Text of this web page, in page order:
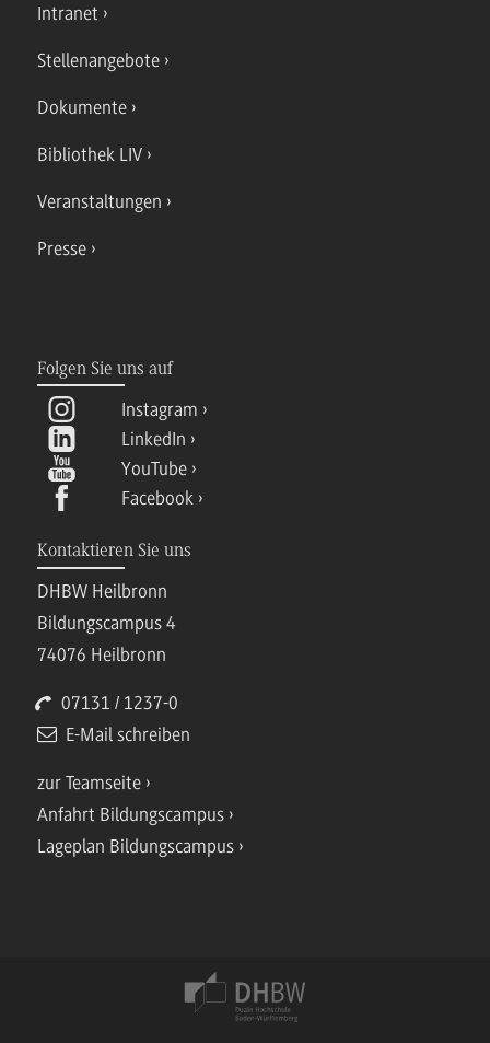
Intranet
Stellenangebote
Dokumente
Bibliothek LIV
Veranstaltungen
Presse
Folgen Sie uns auf
Instagram
LinkedIn
YouTube
Facebook
Kontaktieren Sie uns
DHBW Heilbronn
Bildungscampus 4
74076 Heilbronn
07131 / 1237-0
E-Mail schreiben
zur Teamseite
Anfahrt Bildungscampus
Lageplan Bildungscampus